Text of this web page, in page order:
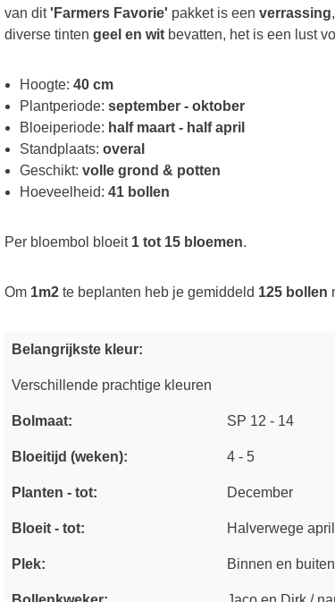
van dit 'Farmers Favorie' pakket is een verrassing
diverse tinten geel en wit bevatten, het is een lust
Hoogte: 40 cm
Plantperiode: september - oktober
Bloeiperiode: half maart - half april
Standplaats: overal
Geschikt: volle grond & potten
Hoeveelheid: 41 bollen
Per bloembol bloeit 1 tot 15 bloemen.
Om 1m2 te beplanten heb je gemiddeld 125 bollen
Belangrijkste kleur:
Verschillende prachtige kleuren
Bolmaat: SP 12 - 14
Bloeitijd (weken): 4 - 5
Planten - tot: December
Bloeit - tot: Halverwege april
Plek: Binnen en buiten
lant hier